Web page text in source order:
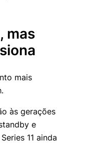
mas
mais
às gerações
e
11 ainda